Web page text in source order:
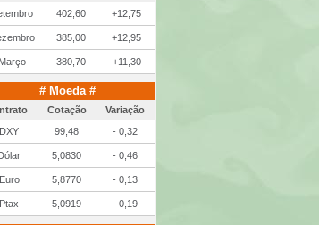
402,60 +12,75
385,00 +12,95
Março 380,70 +11,30
# Moeda #
Cotação
Variação
DXY
99,48 - 0,32
5,0830 - 0,46
Euro 5,8770 - 0,13
Ptax 5,0919 - 0,19